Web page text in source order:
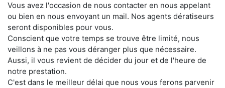
Vous avez l'occasion de nous contacter en nous appelant
ou bien en nous envoyant un mail. Nos agents dératiseurs
seront disponibles pour vous.
Conscient que votre temps se trouve être limité, nous
veillons à ne pas vous déranger plus que nécessaire.
Aussi, il vous revient de décider du jour et de l'heure de
notre prestation.
C'est dans le meilleur délai que nous vous ferons parvenir